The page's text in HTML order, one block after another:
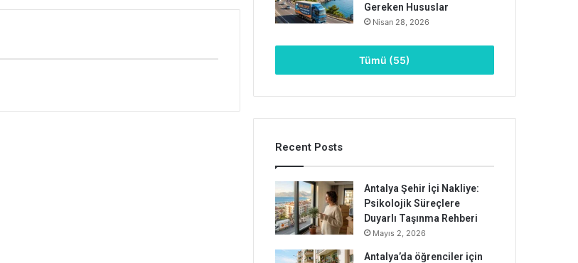
Gereken Hususlar
Nisan 28, 2026
Tümü (55)
Recent Posts
Antalya Şehir İçi Nakliye:
Psikolojik Süreçlere
Duyarlı Taşınma Rehberi
Mayıs 2, 2026
Antalya’da öğrenciler için